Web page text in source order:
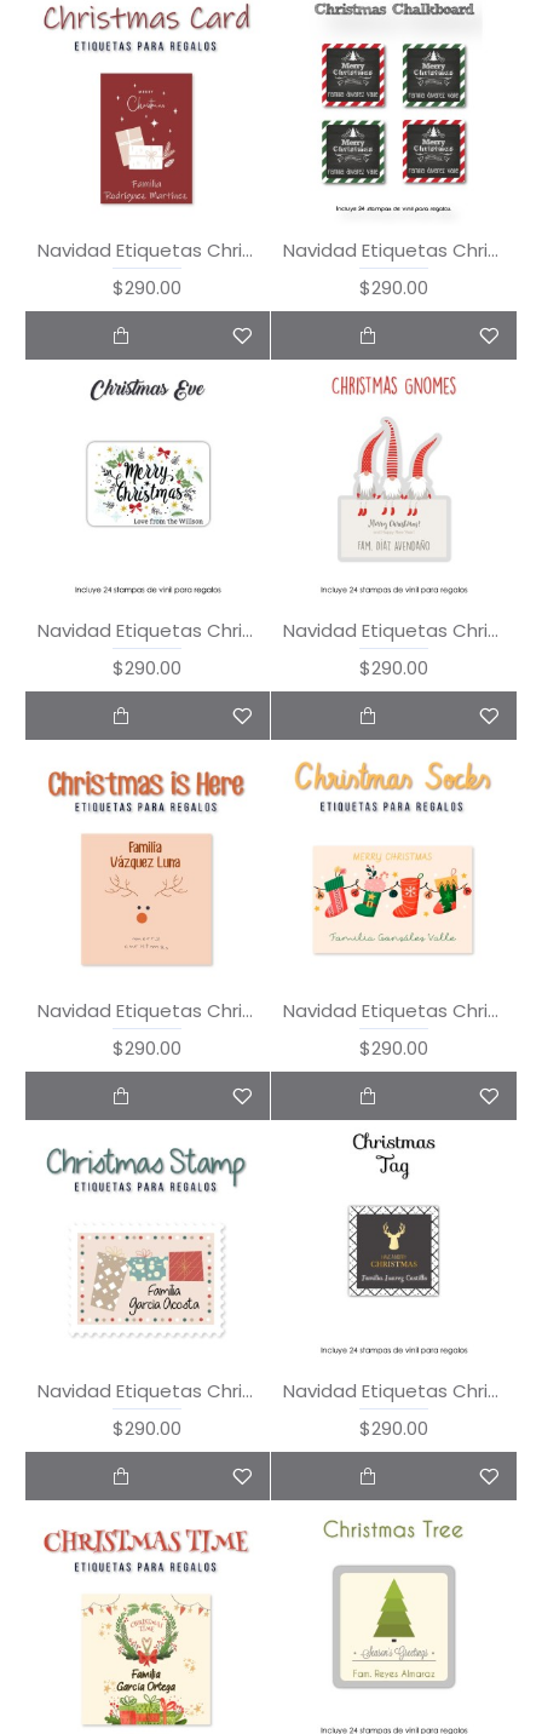
Navidad Etiquetas Christmas Card
$290.00
Navidad Etiquetas Christmas Chalkboard
$290.00
Navidad Etiquetas Christmas Eve
$290.00
Navidad Etiquetas Christmas Gnomes
$290.00
Navidad Etiquetas Christmas is Here
$290.00
Navidad Etiquetas Christmas Socks
$290.00
Navidad Etiquetas Christmas Stamp
$290.00
Navidad Etiquetas Christmas Tag
$290.00